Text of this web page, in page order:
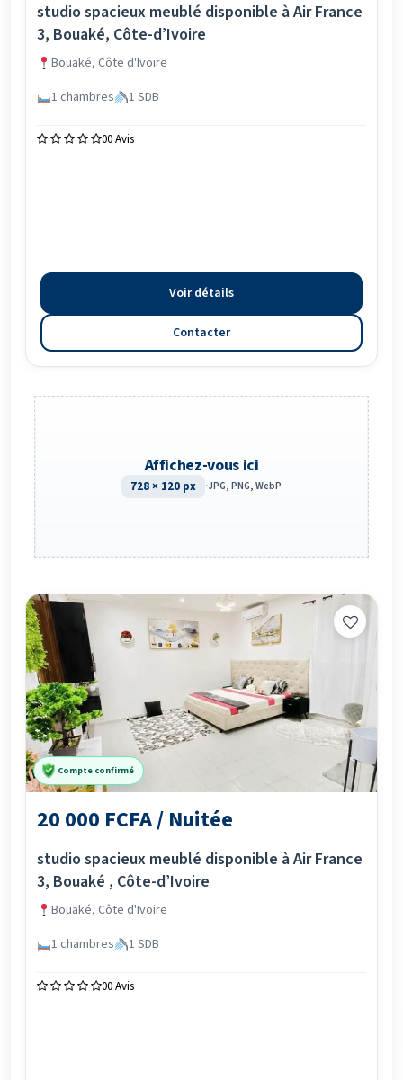
studio spacieux meublé disponible à Air France
3, Bouaké, Côte-d’Ivoire
Bouaké, Côte d'Ivoire
1 chambres
1 SDB
00 Avis
Voir détails
Contacter
Affichez-vous ici
728 × 120 px ·JPG, PNG, WebP
Compte confirmé
20 000 FCFA / Nuitée
studio spacieux meublé disponible à Air France
3, Bouaké , Côte-d’Ivoire
Bouaké, Côte d'Ivoire
1 chambres
1 SDB
00 Avis